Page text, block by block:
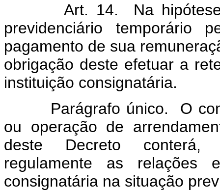
Art. 14. Na hipótese
previdenciário temporário
pagamento de sua
obrigação deste efetuar a
instituição consignatária.
Parágrafo único. O
ou operação de
deste Decreto conterá,
regulamente as
consignatária na situação